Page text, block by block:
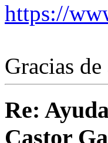
https://
Gracias
Re:
Castor